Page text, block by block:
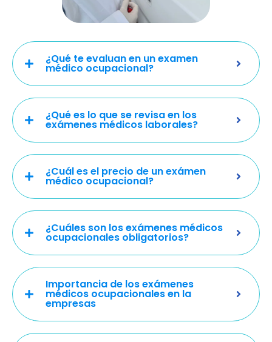
¿Qué te evaluan en un examen
médico ocupacional?
¿Qué es lo que se revisa en los
exámenes médicos laborales?
¿Cuál es el precio de un exámen
médico ocupacional?
¿Cuáles son los exámenes médicos
ocupacionales obligatorios?
Importancia de los exámenes
médicos ocupacionales en la
empresas